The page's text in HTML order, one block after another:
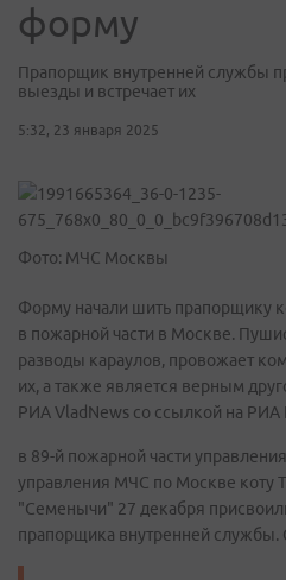
форму
Прапорщик внутренней службы
выезды и встречает их
5:32, 23 января 2025
Фото: МЧС Москвы
Форму начали шить прапорщику
в пожарной части в Москве.
разводы караулов, провожает
их, а также является верным
РИА VladNews со ссылкой на РИА
в 89-й пожарной части
управления МЧС по Москве коту
"Семенычи" 27 декабря
прапорщика внутренней службы.